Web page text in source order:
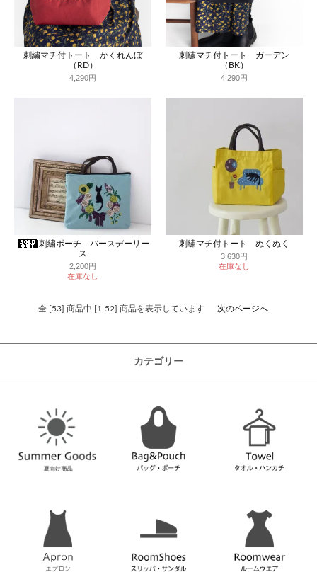
刺繍マチ付トート かくれんぼ
（RD）
4,290円
刺繍マチ付トート ガーデン
（BK）
4,290円
刺繍ポーチ バースデーリー
ス
2,200円
在庫なし
刺繍マチ付トート ぬくぬく
3,630円
在庫なし
全 [53] 商品中 [1-52] 商品を表示しています 次のページへ
カテゴリー